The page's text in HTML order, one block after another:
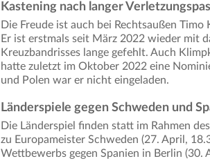
Kastening nach langer
Die Freude ist auch bei Rechtsaußen
Er ist erstmals seit März 2022 wieder mit
Kreuzbandrisses lange gefehlt. Auch
hatte zuletzt im Oktober 2022 eine
und Polen war er nicht eingeladen.
Länderspiele gegen Schweden und
Die Länderspiel finden statt im Rahmen
zu Europameister Schweden (27. April,
Wettbewerbs gegen Spanien in Berlin (30.